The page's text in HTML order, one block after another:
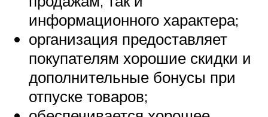
информационного характера;
организация предоставляет
покупателям хорошие скидки и
дополнительные бонусы при
отпуске товаров;